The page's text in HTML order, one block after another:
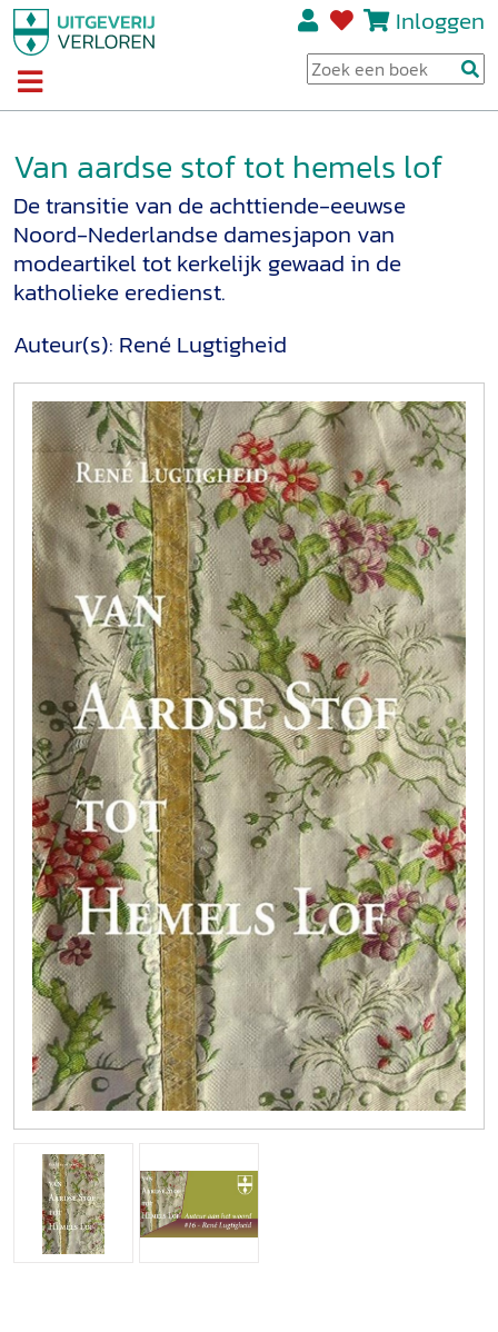
Inloggen
Van aardse stof tot hemels lof
De transitie van de achttiende-eeuwse
Noord-Nederlandse damesjapon van
modeartikel tot kerkelijk gewaad in de
katholieke eredienst.
Auteur(s): René Lugtigheid